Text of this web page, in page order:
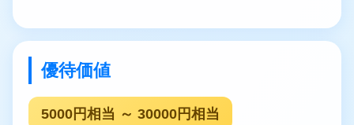
優待価値
5000円相当 ～ 30000円相当